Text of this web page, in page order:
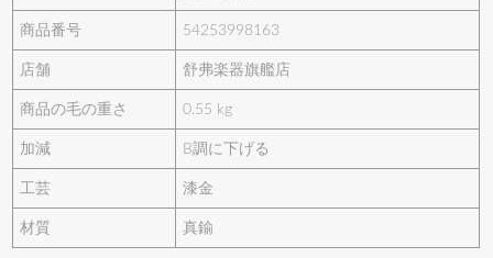
商品番号 54253998163
店舗 舒弗楽器旗艦店
商品の毛の重さ 0.55 kg
加減 B調に下げる
工芸 漆金
材質 真鍮